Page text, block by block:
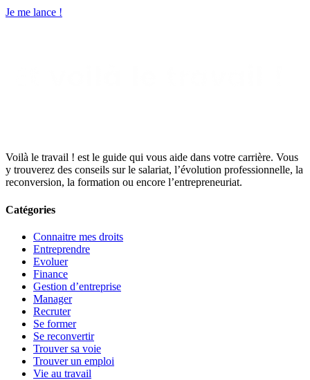
Je me lance !
Voilà le travail ! est le guide qui vous aide dans votre carrière. Vous
y trouverez des conseils sur le salariat, l’évolution professionnelle, la
reconversion, la formation ou encore l’entrepreneuriat.
Catégories
Connaitre mes droits
Entreprendre
Evoluer
Finance
Gestion d’entreprise
Manager
Recruter
Se former
Se reconvertir
Trouver sa voie
Trouver un emploi
Vie au travail